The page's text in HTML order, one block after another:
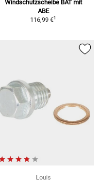
Windschutzscheibe BAT mit
ABE
116,99 €1
Louis